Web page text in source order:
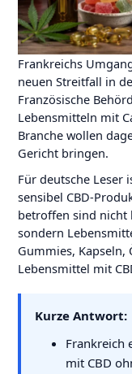
Frankreichs
neuen Streitfall in
Französische
Lebensmitteln mit
Branche wollen
Gericht bringen.
Für deutsche Leser
sensibel CBD-
betroffen sind nicht
sondern
Gummies, Kapseln,
Lebensmittel mit
Kurze Antwort:
Frankreich
mit CBD